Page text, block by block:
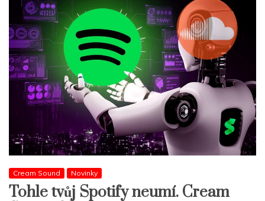
Cream Sound Novinky
Tohle tvůj Spotify neumí. Cream